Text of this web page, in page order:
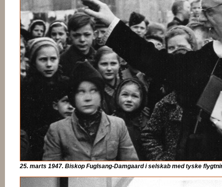
25. marts 1947. Biskop Fuglsang-Damgaard i selskab med tyske